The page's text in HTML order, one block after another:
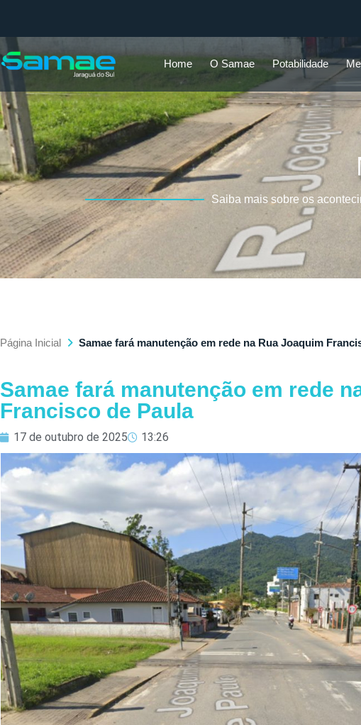
Home O Samae Potabilidade
Saiba mais sobre os
Página Inicial Samae fará manutenção em rede na Rua Joaquim
Samae fará manutenção em rede
Francisco de Paula
17 de outubro de 2025 13:26